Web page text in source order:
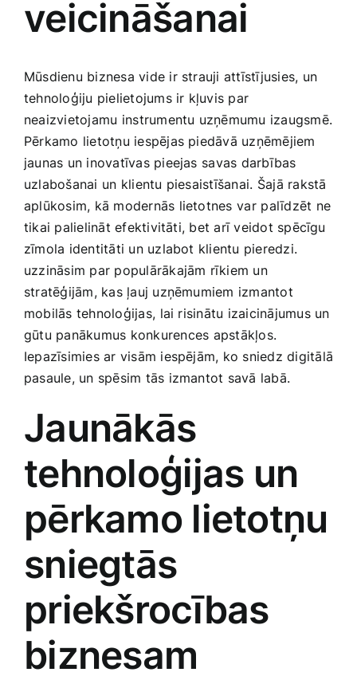
Medicīnas preces
Pakalpojumi
Pārtikas preces
Preces birojam
Preces pieaugušajiem
Rotaļlietas, bērnu preces
Smaržas, kosmētika
Sports, tūrisms un atpūta
TV un Sadzīves tehnika
Zoo preces
veicināšanai
Mūsdienu biznesa vide ir strauji attīstījusies, un
tehnoloģiju pielietojums ​ir kļuvis par
neaizvietojamu⁢ instrumentu uzņēmumu izaugsmē.
Pērkamo lietotņu iespējas piedāvā uzņēmējiem
jaunas un inovatīvas pieejas ⁢savas darbības
uzlabošanai⁤ un klientu piesaistīšanai. ⁢Šajā rakstā⁤
aplūkosim, kā modernās lietotnes ⁣var⁤ palīdzēt ne
‌tikai palielināt efektivitāti, bet‍ arī veidot spēcīgu
zīmola identitāti un uzlabot klientu pieredzi.
uzzināsim par populārākajām rīkiem un
‍stratēģijām, kas ​ļauj uzņēmumiem izmantot
mobilās tehnoloģijas,⁤ lai risinātu izaicinājumus un
gūtu panākumus konkurences⁤ apstākļos.
Iepazīsimies ar visām iespējām, ko sniedz digitālā‌
pasaule, un spēsim tās izmantot savā labā.
Jaunākās
tehnoloģijas‌ un
pērkamo lietotņu
‍sniegtās
priekšrocības⁤
biznesam